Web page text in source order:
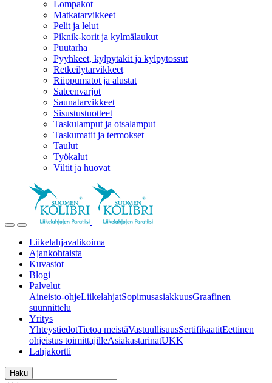
Lompakot
Matkatarvikkeet
Pelit ja lelut
Piknik-korit ja kylmälaukut
Puutarha
Pyyhkeet, kylpytakit ja kylpytossut
Retkeilytarvikkeet
Riippumatot ja alustat
Sateenvarjot
Saunatarvikkeet
Sisustustuotteet
Taskulamput ja otsalamput
Taskumatit ja termokset
Taulut
Työkalut
Viltit ja huovat
Liikelahjavalikoima
Ajankohtaista
Kuvastot
Blogi
Palvelut
Aineisto-ohjeLiikelahjatSopimusasiakkuusGraafinen
suunnittelu
Yritys
YhteystiedotTietoa meistäVastuullisuusSertifikaatitEettinen
ohjeistus toimittajilleAsiakastarinatUKK
Lahjakortti
Haku